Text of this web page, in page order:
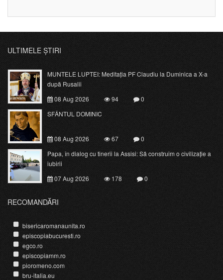
ULTIMELE ȘTIRI
MUNTELE LUPTEI: Meditația PF Claudiu la Duminica a X-a
după Rusalii
08 Aug 2026
94
0
SFÂNTUL DOMINIC
08 Aug 2026 67
0
Papa, în dialog cu tinerii la Assisi: Să construim o civilizație a
iubirii
07 Aug 2026
178 0
RECOMANDĂRI
bisericaromanaunita.ro
episcopiabucuresti.ro
egco.ro
episcopiamm.ro
pioromeno.com
bru-italia.eu